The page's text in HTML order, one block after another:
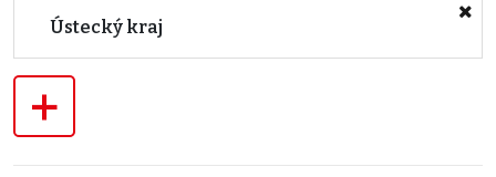
Ústecký kraj
+